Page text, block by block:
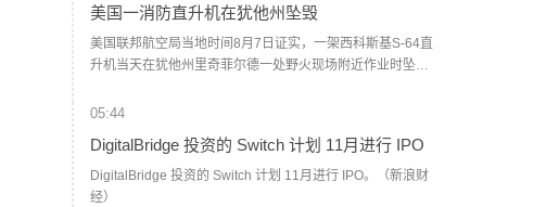
Nickolin周五写道。（财联社）
美国一消防直升机在犹他州坠毁
美国联邦航空局当地时间8月7日证实，一架西科斯基S-64直
升机当天在犹他州里奇菲尔德一处野火现场附近作业时坠
05:44
DigitalBridge 投资的 Switch 计划 11月进行 IPO
DigitalBridge 投资的 Switch 计划 11月进行 IPO。（新浪财
经）